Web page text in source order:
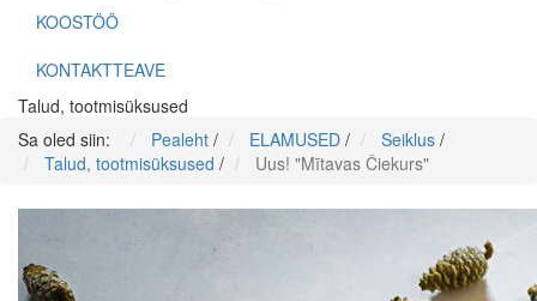
KOOSTÖÖ
KONTAKTTEAVE
Talud, tootmisüksused
Sa oled siin:
Pealeht / ELAMUSED / Seiklus /
Talud, tootmisüksused / Uus! "Mītavas Čiekurs"